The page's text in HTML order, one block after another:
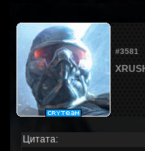
#3581
Цитата: